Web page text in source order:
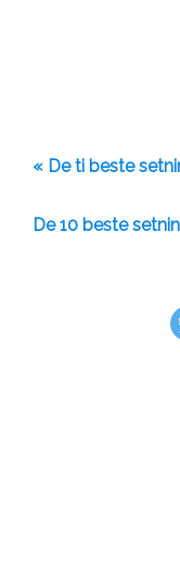
« De ti beste
De 10 beste